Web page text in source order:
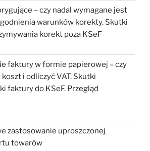
– czy nadal wymagane jest
warunków korekty. Skutki
korekt poza KSeF
faktury w formie papierowej – czy
i odliczyć VAT. Skutki
faktury do KSeF. Przegląd
zastosowanie uproszczonej
towarów